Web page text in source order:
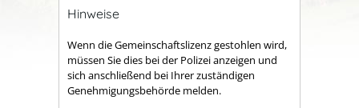
Hinweise
Wenn die Gemeinschaftslizenz gestohlen wird,
müssen Sie dies bei der Polizei anzeigen und
sich anschließend bei Ihrer zuständigen
Genehmigungsbehörde melden.